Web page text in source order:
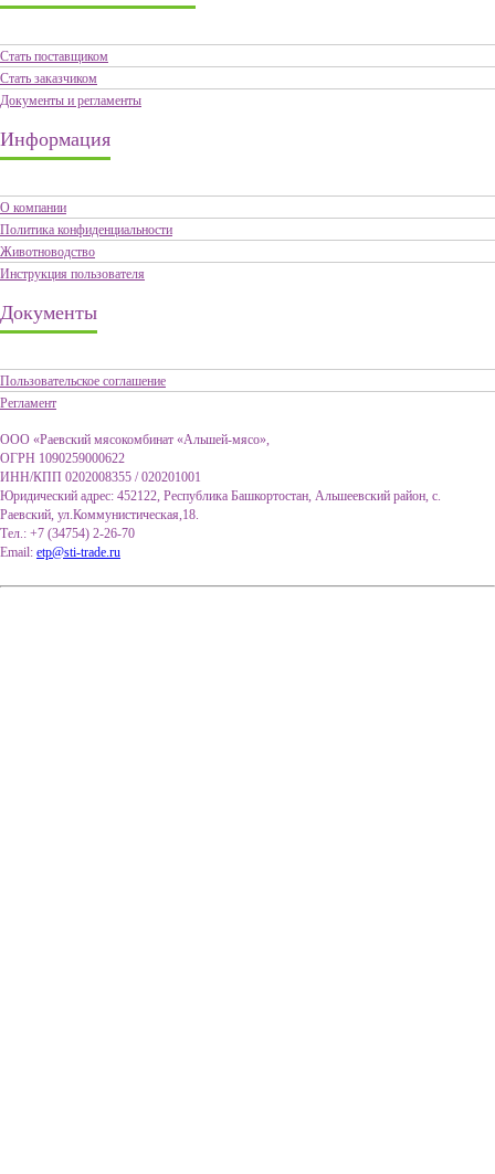
Стать поставщиком
Стать заказчиком
Документы и регламенты
Информация
О компании
Политика конфиденциальности
Животноводство
Инструкция пользователя
Документы
Пользовательское соглашение
Регламент
ООО «Раевский мясокомбинат «Альшей-мясо»,
ОГРН 1090259000622
ИНН/КПП 0202008355 / 020201001
Юридический адрес: 452122, Республика Башкортостан, Альшеевский район, с.
Раевский, ул.Коммунистическая,18.
Тел.: +7 (34754) 2-26-70
Email: etp@sti-trade.ru